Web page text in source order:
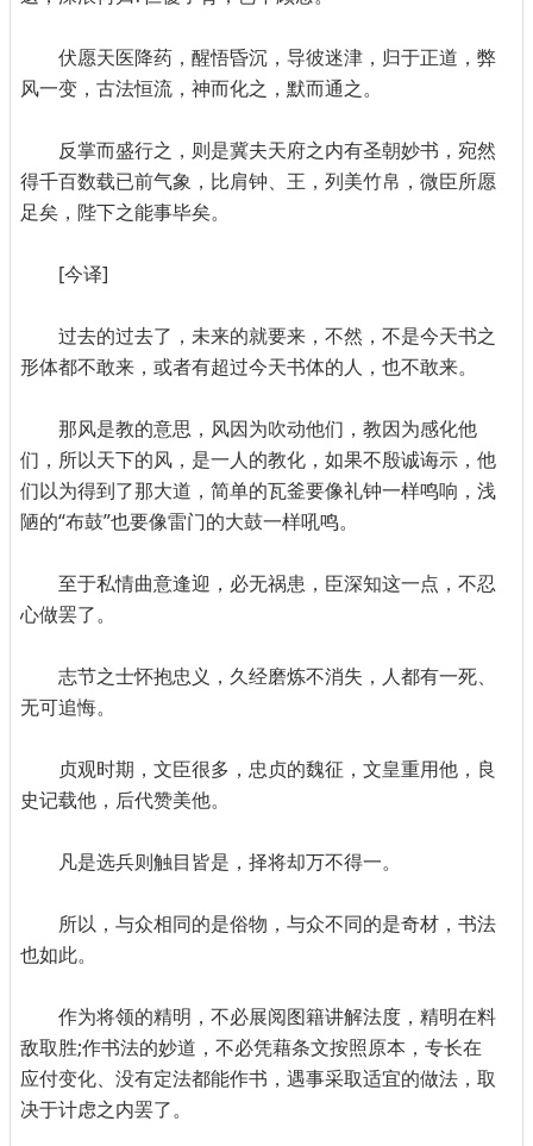
伏愿天医降药，醒悟昏沉，导彼迷津，归于正道，弊
风一变，古法恒流，神而化之，默而通之。
反掌而盛行之，则是冀夫天府之内有圣朝妙书，宛然
得千百数载已前气象，比肩钟、王，列美竹帛，微臣所愿
足矣，陛下之能事毕矣。
[今译]
过去的过去了，未来的就要来，不然，不是今天书之
形体都不敢来，或者有超过今天书体的人，也不敢来。
那风是教的意思，风因为吹动他们，教因为感化他
们，所以天下的风，是一人的教化，如果不殷诚诲示，他
们以为得到了那大道，简单的瓦釜要像礼钟一样鸣响，浅
陋的“布鼓”也要像雷门的大鼓一样吼鸣。
至于私情曲意逢迎，必无祸患，臣深知这一点，不忍
心做罢了。
志节之士怀抱忠义，久经磨炼不消失，人都有一死、
无可追悔。
贞观时期，文臣很多，忠贞的魏征，文皇重用他，良
史记载他，后代赞美他。
凡是选兵则触目皆是，择将却万不得一。
所以，与众相同的是俗物，与众不同的是奇材，书法
也如此。
作为将领的精明，不必展阅图籍讲解法度，精明在料
敌取胜;作书法的妙道，不必凭藉条文按照原本，专长在
应付变化、没有定法都能作书，遇事采取适宜的做法，取
决于计虑之内罢了。